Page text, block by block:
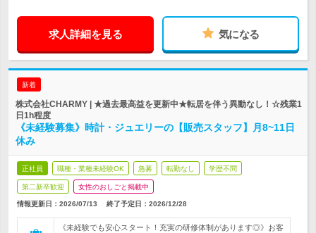
求人詳細を見る 気になる
新着
株式会社CHARMY | ★過去最高益を更新中★転居を伴う異動なし！☆残業1
日1h程度
《未経験募集》時計・ジュエリーの【販売スタッフ】月8~11日
休み
正社員 職種・業種未経験OK 急募 転勤なし 学歴不問
第二新卒歓迎 女性のおしごと掲載中
情報更新日：2026/07/13 終了予定日： 2026/12/28
《未経験でも安心スタート！充実の研修体制があります◎》お客